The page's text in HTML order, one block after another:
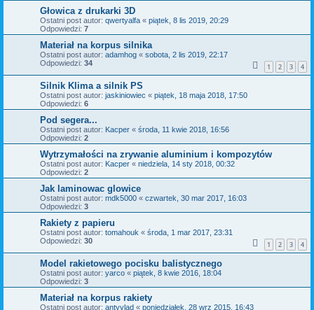
Głowica z drukarki 3D
Ostatni post autor: qwertyalfa « piątek, 8 lis 2019, 20:29
Odpowiedzi: 7
Materiał na korpus silnika
Ostatni post autor: adamhog « sobota, 2 lis 2019, 22:17
Odpowiedzi: 34 1 2 3 4
Silnik Klima a silnik PS
Ostatni post autor: jaskiniowiec « piątek, 18 maja 2018, 17:50
Odpowiedzi: 6
Pod segera...
Ostatni post autor: Kacper « środa, 11 kwie 2018, 16:56
Odpowiedzi: 2
Wytrzymałości na zrywanie aluminium i kompozytów
Ostatni post autor: Kacper « niedziela, 14 sty 2018, 00:32
Odpowiedzi: 2
Jak laminowac glowice
Ostatni post autor: mdk5000 « czwartek, 30 mar 2017, 16:03
Odpowiedzi: 3
Rakiety z papieru
Ostatni post autor: tomahouk « środa, 1 mar 2017, 23:31
Odpowiedzi: 30 1 2 3 4
Model rakietowego pocisku balistycznego
Ostatni post autor: yarco « piątek, 8 kwie 2016, 18:04
Odpowiedzi: 3
Materiał na korpus rakiety
Ostatni post autor: antyvlad « poniedziałek, 28 wrz 2015, 16:43